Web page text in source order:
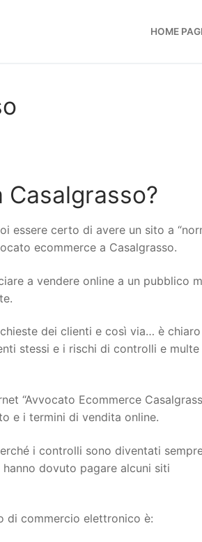
HOME
essere certo di avere un sito a
ecommerce a Casalgrasso.
a vendere online a un pubblico
dei clienti e così via… è
stessi e i rischi di controlli e multe
“Avvocato Ecommerce
e i termini di vendita online.
i controlli sono diventati
dovuto pagare alcuni siti
di commercio elettronico è: